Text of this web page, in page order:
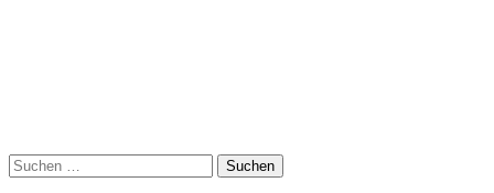
Suchen
nach: